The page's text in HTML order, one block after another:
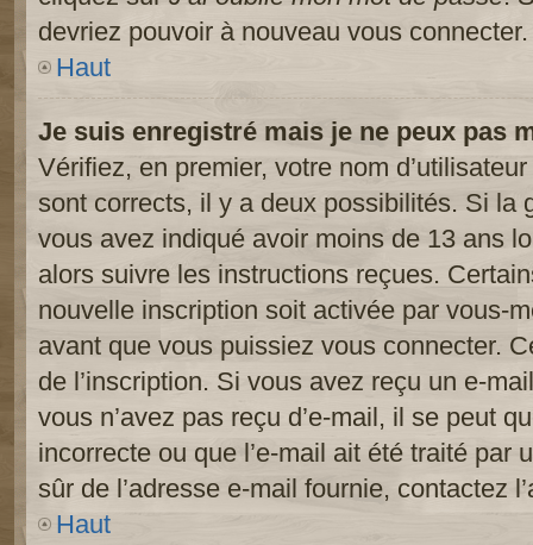
devriez pouvoir à nouveau vous connecter.
Haut
Je suis enregistré mais je ne peux pas
Vérifiez, en premier, votre nom
sont corrects, il y a deux possibilités. Si la
vous avez indiqué avoir moins de 13 ans
alors suivre les instructions reçues.
nouvelle inscription soit activée par vous-
avant que vous puissiez vous connecter.
de l’inscription. Si vous avez reçu un e-
vous n’avez pas reçu d’e-mail, il se peut
incorrecte ou que l’e-mail ait été traité par
sûr de l’adresse e-mail fournie, contactez
Haut